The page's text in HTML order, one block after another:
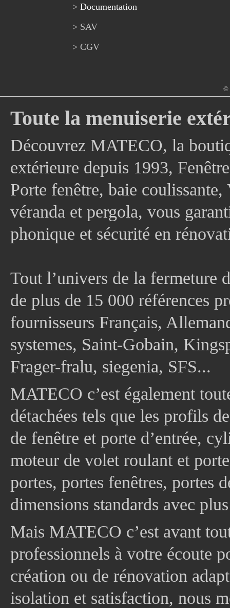
> Documentation
> SAV
> CGV
©
Toute la menuiserie
Découvrez MATECO, la
extérieure depuis 1993,
Porte fenêtre, baie
véranda et pergola, vous
phonique et sécurité en
Tout l’univers de la fermeture
de plus de 15 000 références
fournisseurs Français,
systemes, Saint-Gobain,
Frager-fralu, siegenia, SFS...
MATECO c’est également
détachées tels que les profils
de fenêtre et porte d’entrée,
moteur de volet roulant et
portes, portes fenêtres, portes
dimensions standards avec
Mais MATECO c’est avant
professionnels à votre écoute
création ou de rénovation
isolation et satisfaction, nous